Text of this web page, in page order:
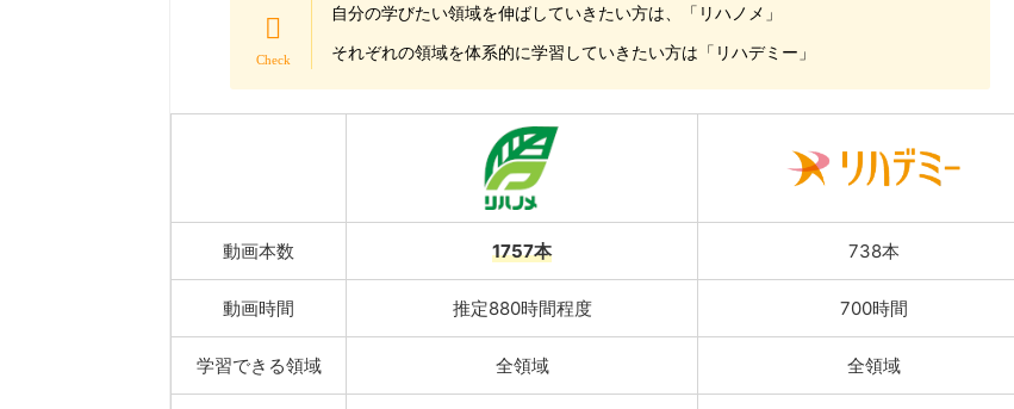
自分の学びたい領域を伸ばしていきたい方は、「リハノメ」
それぞれの領域を体系的に学習していきたい方は「リハデミー」
動画本数 1757本 738本
動画時間 推定880時間程度 700時間
学習できる領域 全領域 全領域